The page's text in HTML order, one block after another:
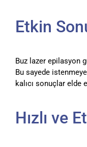
Etkin
Buz lazer epilasyon
Bu sayede
kalıcı sonuçlar elde
Hızlı ve